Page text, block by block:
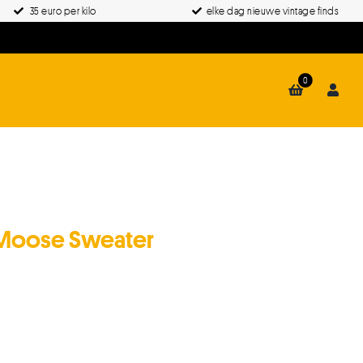
35 euro per kilo elke dag nieuwe vintage finds
0
Sweater